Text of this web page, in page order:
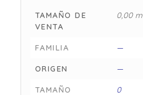
TAMAÑO DE
VENTA
0,00 m
FAMILIA —
ORIGEN —
TAMAÑO
0